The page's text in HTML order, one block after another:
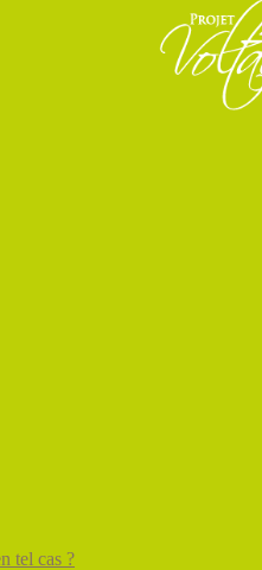
tel cas ?